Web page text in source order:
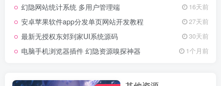
幻隐网站统计系统 多用户管理端 16天前
安卓苹果软件app分发单页网站开发教程 27天前
最新无授权东郊到家UI系统源码 30天前
电脑手机浏览器插件 幻隐资源嗅探神器 1个月前